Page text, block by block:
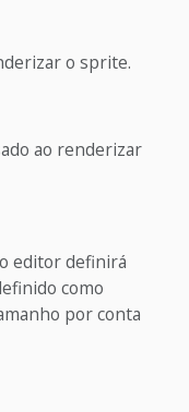
o sprite.
ao renderizar
editor definirá
como
por conta